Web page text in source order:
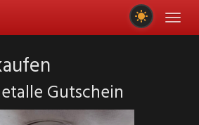
Gutschein